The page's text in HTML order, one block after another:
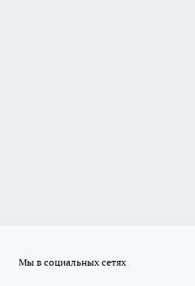
Мы в социальных сетях